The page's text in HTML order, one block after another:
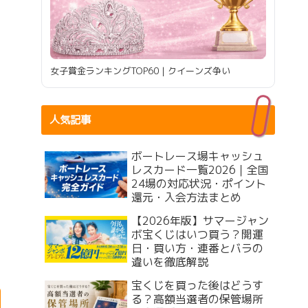
女子賞金ランキングTOP60｜クイーンズ争い
人気記事
ボートレース場キャッシュ
レスカード一覧2026｜全国
24場の対応状況・ポイント
還元・入会方法まとめ
【2026年版】サマージャン
ボ宝くじはいつ買う？開運
日・買い方・連番とバラの
違いを徹底解説
宝くじを買った後はどうす
る？高額当選者の保管場所